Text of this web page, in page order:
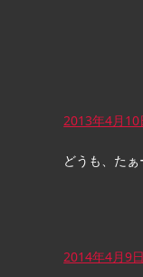
2013年4月10
どうも、た
2014年4月9